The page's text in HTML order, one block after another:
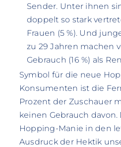
Sender. Unter ihnen
doppelt so stark
Frauen (5 %). Und
zu 29 Jahren machen
Gebrauch (16 %) als
Symbol für die neue
Konsumenten ist die
Prozent der Zuschauer
keinen Gebrauch
Hopping-Manie in den
Ausdruck der Hektik